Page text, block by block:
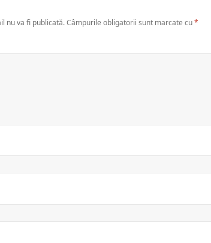
nu va fi publicată.Câmpurile obligatorii sunt marcate cu*